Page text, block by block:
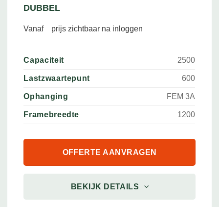
DUBBEL
Vanaf prijs zichtbaar na inloggen
Capaciteit 2500
Lastzwaartepunt 600
Ophanging FEM 3A
Framebreedte 1200
OFFERTE AANVRAGEN
BEKIJK DETAILS